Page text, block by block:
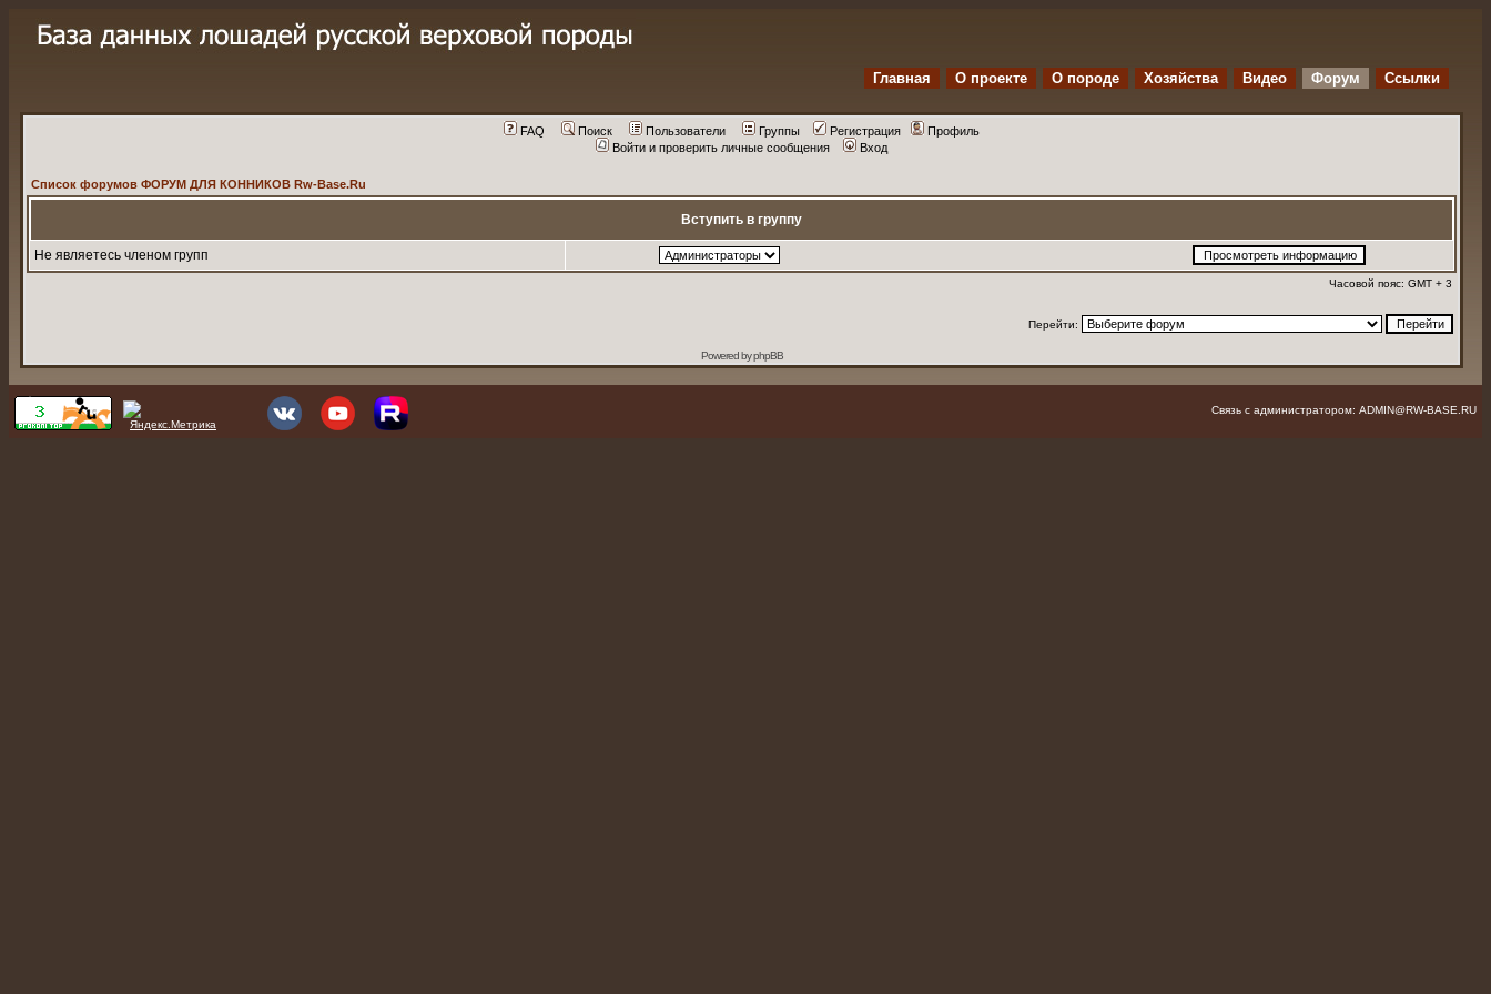
Главная О проекте O породе Хозяйства Видео Форум Ссылки
FAQ Поиск Пользователи Группы Регистрация
Профиль
Войти и проверить личные сообщения
Вход
Список форумов ФОРУМ ДЛЯ КОННИКОВ Rw-Base.Ru
Вступить в группу
Не являетесь членом групп
Часовой пояс: GMT + 3
Перейти:
Powered byphpBB
Связь с администратором: ADMIN@RW-BASE.RU